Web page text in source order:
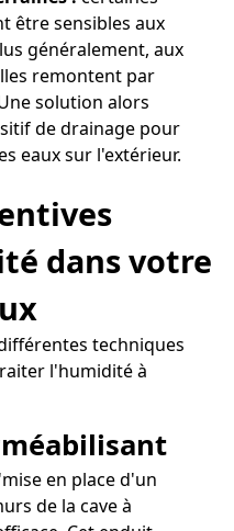
être sensibles aux
généralement, aux
remontent par
solution alors
de drainage pour
eaux sur l'extérieur.
dans votre
techniques
l'humidité à
en place d'un
de la cave à